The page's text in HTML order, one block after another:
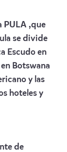
PULA ,que
se divide
Escudo en
Botswana
y las
hoteles y
de